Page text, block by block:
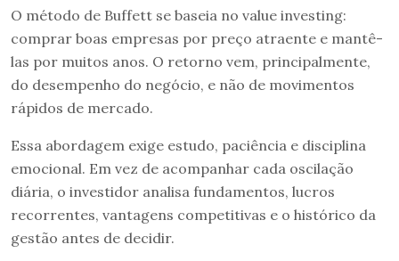
O método de Buffett se baseia no value investing:
comprar boas empresas por preço atraente e mantê-
las por muitos anos. O retorno vem, principalmente,
do desempenho do negócio, e não de movimentos
rápidos de mercado.
Essa abordagem exige estudo, paciência e disciplina
emocional. Em vez de acompanhar cada oscilação
diária, o investidor analisa fundamentos, lucros
recorrentes, vantagens competitivas e o histórico da
gestão antes de decidir.